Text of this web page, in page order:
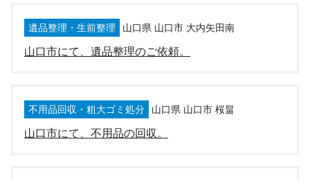
遺品整理・生前整理 山口県 山口市 大内矢田南
山口市にて、遺品整理のご依頼。
不用品回収・粗大ゴミ処分 山口県 山口市 桜畠
山口市にて、不用品の回収。